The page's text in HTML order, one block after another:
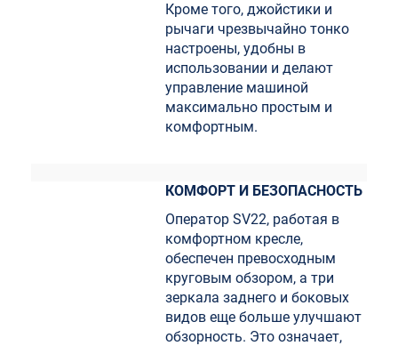
Кроме того, джойстики и
рычаги чрезвычайно тонко
настроены, удобны в
использовании и делают
управление машиной
максимально простым и
комфортным.
КОМФОРТ И БЕЗОПАСНОСТЬ
Оператор SV22, работая в
комфортном кресле,
обеспечен превосходным
круговым обзором, а три
зеркала заднего и боковых
видов еще больше улучшают
обзорность. Это означает,